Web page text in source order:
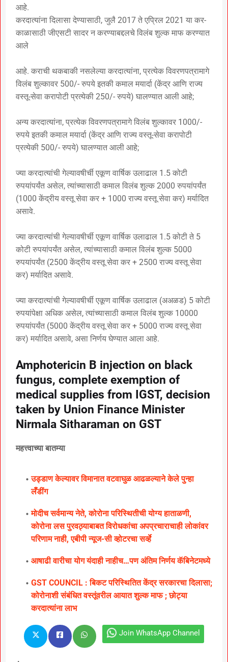
आहे.
करदात्यांना दिलासा देण्यासाठी, जुलै 2017 ते एप्रिल 2021 या कर-
काळासाठी जीएसटी सादर न करण्याबद्दलचे विलंब शुल्क माफ करण्यात
आले
आहे. कराची थकबाकी नसलेल्या करदात्यांना, प्रत्येक विवरणपत्रामागे
विलंब शुल्कावर 500/- रुपये इतकी कमाल मयार्दा (केंद्र आणि राज्य
वस्तू-सेवा करापोटी प्रत्येकी 250/- रुपये) घालण्यात आली आहे;
अन्य करदात्यांना, प्रत्येक विवरणपत्रामागे विलंब शुल्कावर 1000/-
रुपये इतकी कमाल मयार्दा (केंद्र आणि राज्य वस्तू-सेवा करापोटी
प्रत्येकी 500/- रुपये) घालण्यात आली आहे;
ज्या करदात्यांची गेल्यावषीर्ची एकूण वार्षिक उलाढाल 1.5 कोटी
रुपयांपर्यंत असेल, त्यांच्यासाठी कमाल विलंब शुल्क 2000 रुपयांपर्यंत
(1000 केंद्रीय वस्तू सेवा कर + 1000 राज्य वस्तू सेवा कर) मर्यादित
असावे.
ज्या करदात्यांची गेल्यावषीर्ची एकूण वार्षिक उलाढाल 1.5 कोटी ते 5
कोटी रुपयांपर्यंत असेल, त्यांच्यासाठी कमाल विलंब शुल्क 5000
रुपयांपर्यंत (2500 केंद्रीय वस्तू सेवा कर + 2500 राज्य वस्तू सेवा
कर) मर्यादित असावे.
ज्या करदात्यांची गेल्यावषीर्ची एकूण वार्षिक उलाढाल (अअळड) 5 कोटी
रुपयांपेक्षा अधिक असेल, त्यांच्यासाठी कमाल विलंब शुल्क 10000
रुपयांपर्यंत (5000 केंद्रीय वस्तू सेवा कर + 5000 राज्य वस्तू सेवा
कर) मर्यादित असावे, असा निर्णय घेण्यात आला आहे.
Amphotericin B injection on black
fungus, complete exemption of
medical supplies from IGST, decision
taken by Union Finance Minister
Nirmala Sitharaman on GST
महत्त्वाच्या बातम्या
उड्डाण केल्यावर विमानात वटवाघुळ आढळल्याने केले पुन्हा
लॅँडींग
मोदीच सर्वमान्य नेते, कोरोना परिस्थितीची योग्य हाताळणी,
कोरोना लस पुरवठ्याबाबत विरोधकांचा अपप्रचाराचाही लोकांवर
परिणाम नाही, एबीपी न्यूज-सी व्होटरचा सर्व्हे
आषाढी वारीचा योग यंदाही नाहीच…पण अंतिम निर्णय कॅबिनेटमध्ये
GST COUNCIL : बिकट परिस्थितित केंद्र सरकारचा दिलासा;
कोरोनाशी संबंधित वस्तूंवरील आयात शुल्क माफ ; छोट्या
करदात्यांना लाभ
Join WhatsApp Channel